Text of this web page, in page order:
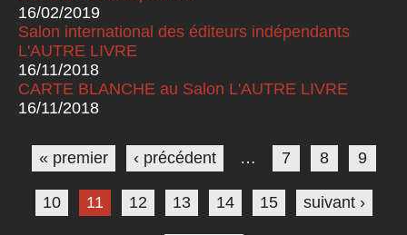
16/02/2019
Salon international des éditeurs indépendants
L'AUTRE LIVRE
16/11/2018
CARTE BLANCHE au Salon L'AUTRE LIVRE
16/11/2018
Pages
« premier ‹ précédent … 7 8 9
10 11 12 13 14 15 suivant ›